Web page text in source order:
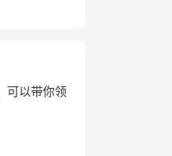
可以带你领